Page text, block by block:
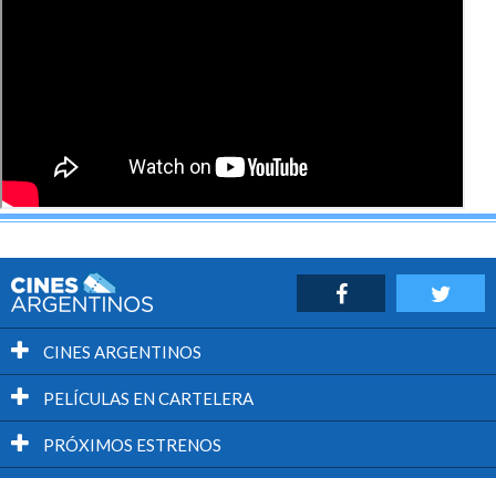
CINES ARGENTINOS
PELÍCULAS EN CARTELERA
PRÓXIMOS ESTRENOS